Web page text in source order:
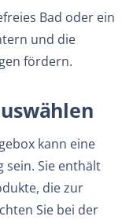
Bad oder ein
und die
fördern.
kann eine
Sie enthält
die zur
Sie bei der